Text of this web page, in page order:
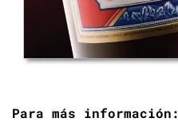
Para más información: